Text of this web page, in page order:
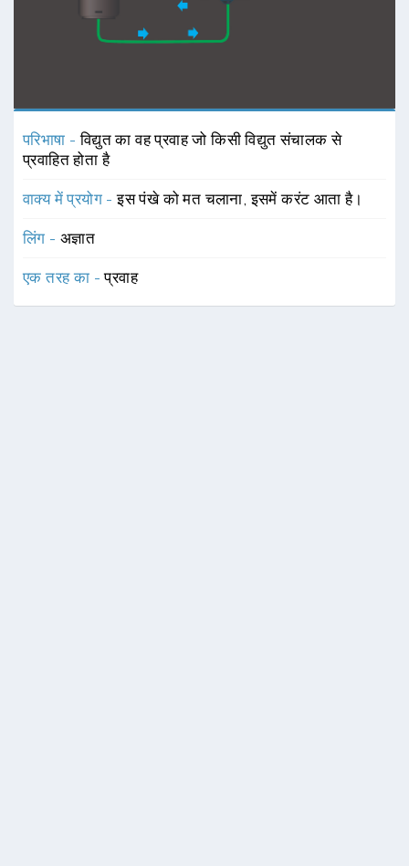
परिभाषा -विद्युत का वह प्रवाह जो किसी विद्युत संचालक से
प्रवाहित होता है
वाक्य में प्रयोग -इस पंखे को मत चलाना, इसमें करंट आता है।
लिंग - अज्ञात
एक तरह का -प्रवाह